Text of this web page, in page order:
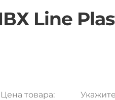
Line
Цена товара: